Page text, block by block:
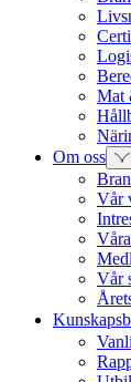
Mat
Om oss
Vår
Vår